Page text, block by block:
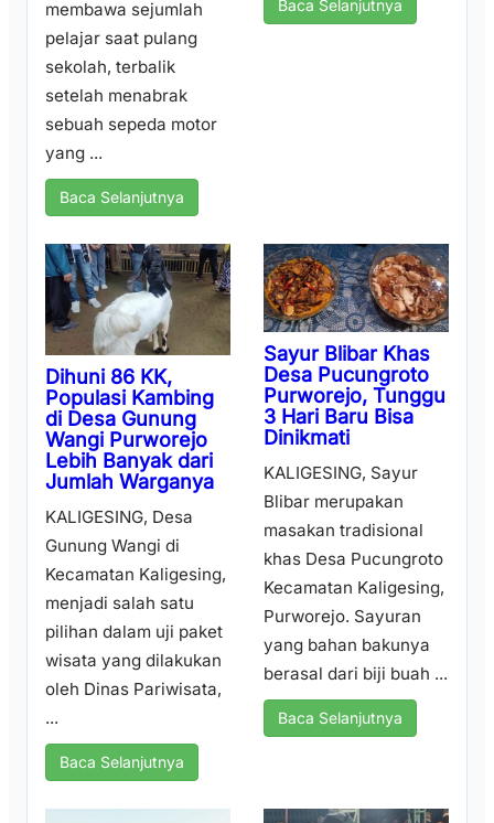
membawa sejumlah
pelajar saat pulang
sekolah, terbalik
setelah menabrak
sebuah sepeda motor
yang ...
Baca Selanjutnya
Baca Selanjutnya
Dihuni 86 KK,
Populasi Kambing
di Desa Gunung
Wangi Purworejo
Lebih Banyak dari
Jumlah Warganya
KALIGESING, Desa
Gunung Wangi di
Kecamatan Kaligesing,
menjadi salah satu
pilihan dalam uji paket
wisata yang dilakukan
oleh Dinas Pariwisata,
...
Baca Selanjutnya
Sayur Blibar Khas
Desa Pucungroto
Purworejo, Tunggu
3 Hari Baru Bisa
Dinikmati
KALIGESING, Sayur
Blibar merupakan
masakan tradisional
khas Desa Pucungroto
Kecamatan Kaligesing,
Purworejo. Sayuran
yang bahan bakunya
berasal dari biji buah ...
Baca Selanjutnya